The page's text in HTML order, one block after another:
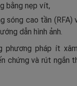
bằng nẹp vít,
sóng cao tần
dẫn hình ảnh.
phương pháp ít
chứng và rút ngắn